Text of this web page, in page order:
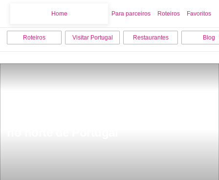
Home Para parceiros Roteiros Favoritos
Roteiros Visitar Portugal Restaurantes Blog